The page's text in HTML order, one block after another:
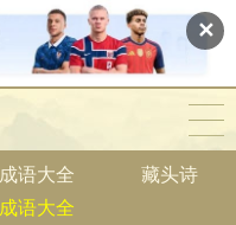
✕
成语大全
藏头诗
成语大全